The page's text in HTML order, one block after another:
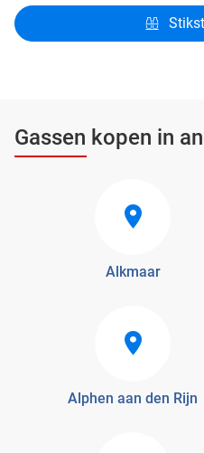
Gassen kopen in
Alkmaar
Alphen aan den Rijn